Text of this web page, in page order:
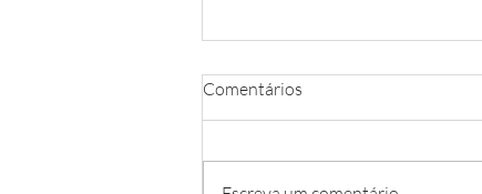
Yoga Sunrise junto ao mar —
Evento Wellness (8 de agosto,
08:00)
Comentários